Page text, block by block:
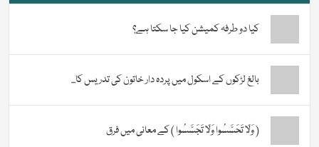
کیا دو طرفہ کمیشن کیا جا سکتا ہے؟
بالغ لڑکوں کے اسکول میں پردہ دار خاتون کی تدریس کا...
( وَلَا تَحَسَّسُوا وَلَا تَجَسَّسُوا ) کے معانی میں فرق